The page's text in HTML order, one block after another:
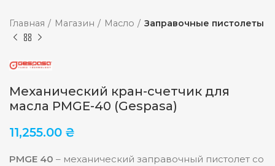
Главная Магазин Масло Заправочные пистолеты
Механический кран-счетчик для
масла PMGE-40 (Gespasa)
11,255.00 ₴
PMGE 40 – механический заправочный пистолет со